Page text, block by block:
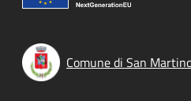
Comune di San